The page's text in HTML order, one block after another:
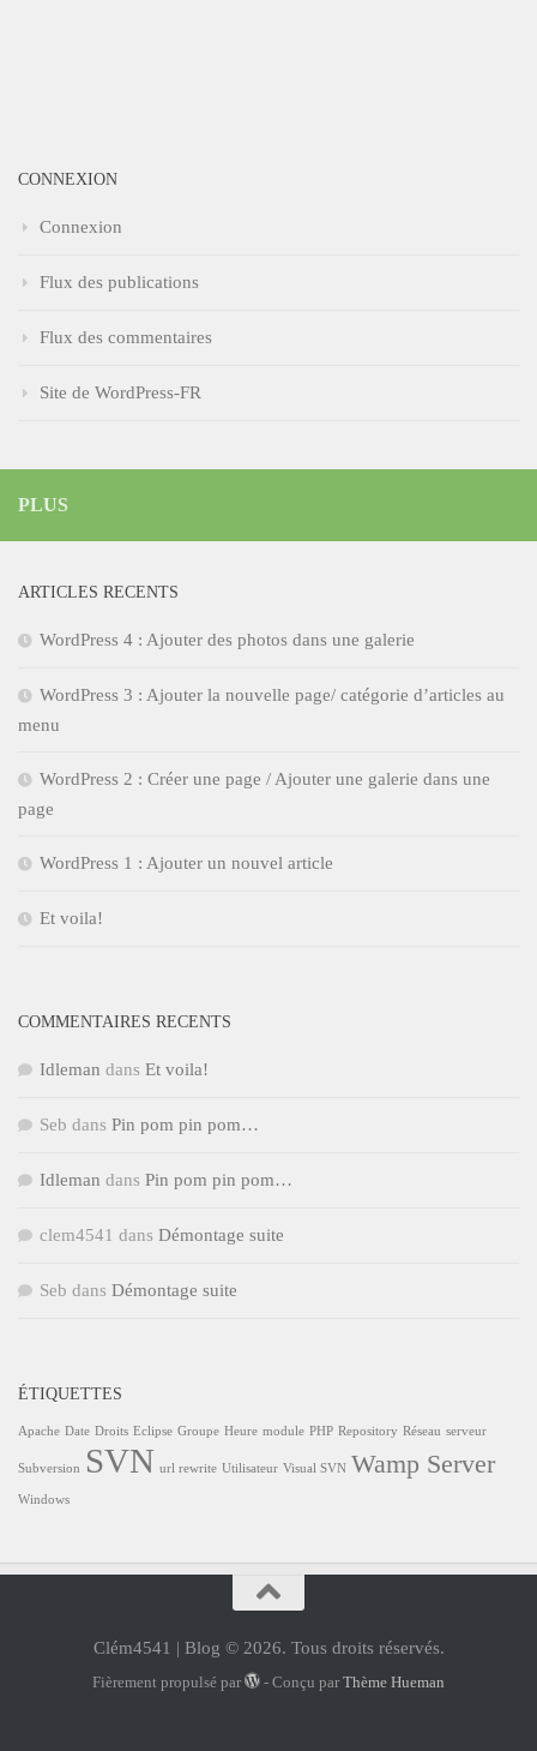
CONNEXION
Connexion
Flux des publications
Flux des commentaires
Site de WordPress-FR
PLUS
ARTICLES RECENTS
WordPress 4 : Ajouter des photos dans une galerie
WordPress 3 : Ajouter la nouvelle page/ catégorie d’articles au
menu
WordPress 2 : Créer une page / Ajouter une galerie dans une
page
WordPress 1 : Ajouter un nouvel article
Et voila!
COMMENTAIRES RECENTS
Idleman dans Et voila!
Seb dans Pin pom pin pom…
Idleman dans Pin pom pin pom…
clem4541 dans Démontage suite
Seb dans Démontage suite
ÉTIQUETTES
Apache Date Droits Eclipse Groupe Heure module PHP Repository Réseau serveur
Subversion SVN url rewrite Utilisateur Visual SVN Wamp Server
Windows
Clém4541 | Blog © 2026. Tous droits réservés.
Fièrement propulsé par - Conçu parThème Hueman